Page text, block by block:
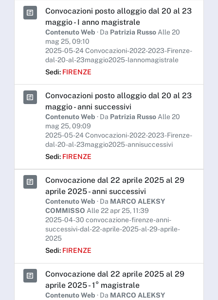
Convocazioni posto alloggio dal 20 al 23
maggio - I anno magistrale
Contenuto Web · Da Patrizia Russo Alle 20
mag 25, 09:10
2025-05-24 Convocazioni-2022-2023-Firenze-
dal-20-al-23maggio2025-Iannomagistrale
Sedi: FIRENZE
Convocazioni posto alloggio dal 20 al 23
maggio - anni successivi
Contenuto Web · Da Patrizia Russo Alle 20
mag 25, 09:09
2025-05-24 Convocazioni-2022-2023-Firenze-
dal-20-al-23maggio2025-annisuccessivi
Sedi: FIRENZE
Convocazione dal 22 aprile 2025 al 29
aprile 2025 - anni successivi
Contenuto Web · Da MARCO ALEKSY
COMMISSO Alle 22 apr 25, 11:39
2025-04-30 convocazione-firenze-anni-
successivi-dal-22-aprile-2025-al-29-aprile-
2025
Sedi: FIRENZE
Convocazione dal 22 aprile 2025 al 29
aprile 2025 - 1° magistrale
Contenuto Web · Da MARCO ALEKSY